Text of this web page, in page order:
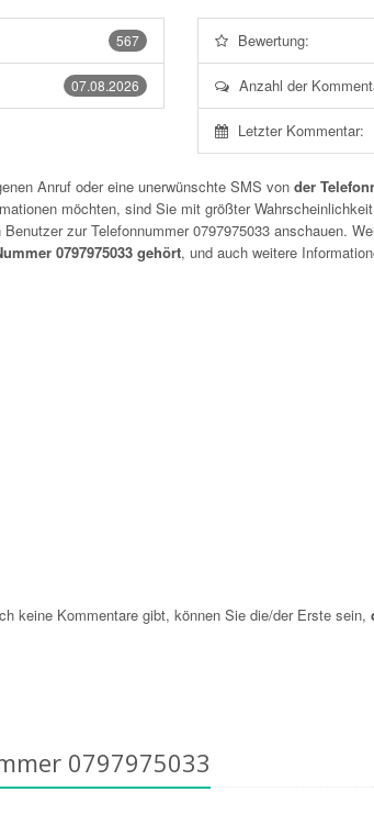
567
07.08.2026
Bewertung:
Anzahl der
Letzter Kommentar:
Anruf oder eine unerwünschte SMS von der
möchten, sind Sie mit größter
zur Telefonnummer0797975033 anschauen.
0797975033 gehört, und auch weitere
keine Kommentare gibt, können Sie die/der Erste sein,
0797975033